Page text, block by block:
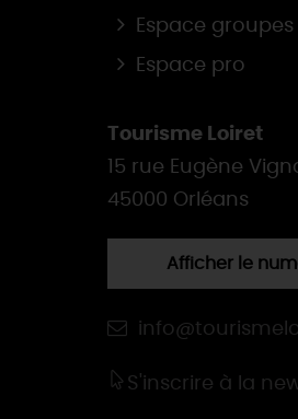
Espace groupes
Espace pro
Tourisme Loiret
15 rue Eugène
45000 Orléans
Afficher le
S'inscrire à la